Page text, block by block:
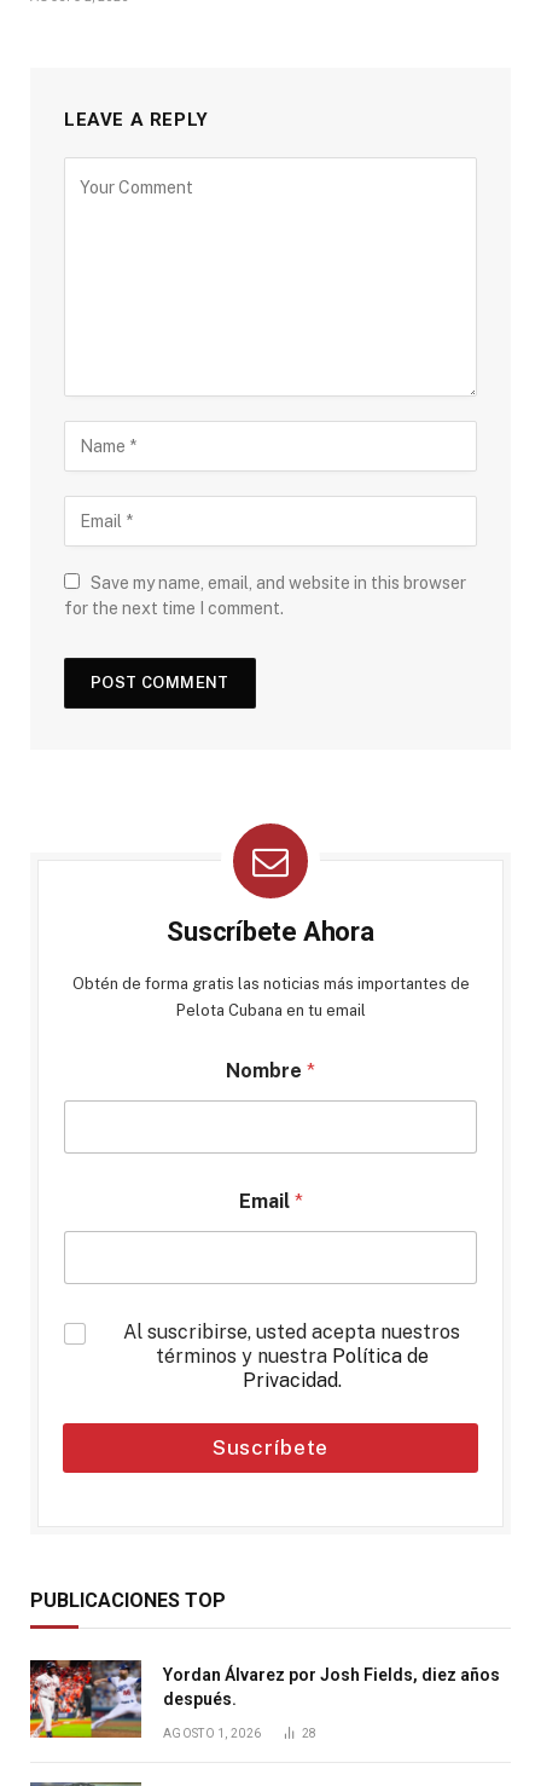
LEAVE A REPLY
Save my name, email, and website in this browser
for the next time I comment.
Suscríbete Ahora
Obtén de forma gratis las noticias más importantes de
Pelota Cubana en tu email
Nombre *
Email *
*
Al suscribirse, usted acepta nuestros
términos y nuestra Política de
Privacidad.
Suscríbete
PUBLICACIONES TOP
Yordan Álvarez por Josh Fields, diez años
después.
AGOSTO 1, 2026 28